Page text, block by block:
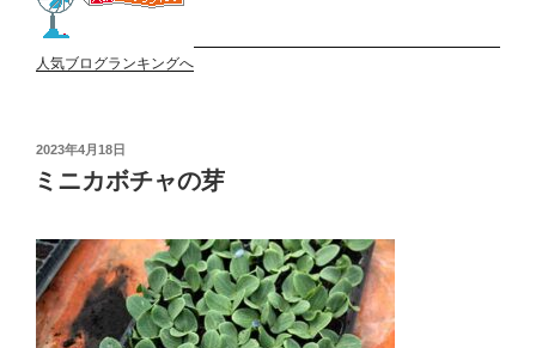
人気ブログランキングへ
投
稿
日:
2023年4月18日
ミニカボチャの芽